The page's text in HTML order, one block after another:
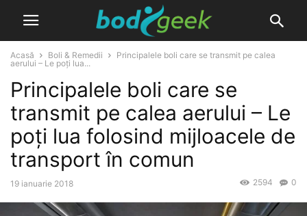
Acasă Boli & Remedii
Principalele boli care se transmit pe calea
aerului – Le poți lua...
Principalele boli care se
transmit pe calea aerului – Le
poți lua folosind mijloacele de
transport în comun
19 ianuarie 2018 0
2594